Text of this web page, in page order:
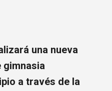
una nueva
gimnasia
a través de la